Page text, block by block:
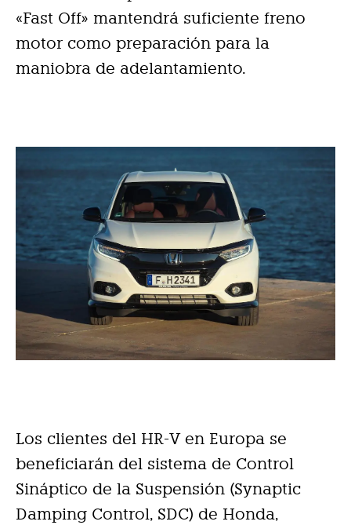
«Fast Off» mantendrá suficiente freno
motor como preparación para la
maniobra de adelantamiento.
Los clientes del HR-V en Europa se
beneficiarán del sistema de Control
Sináptico de la Suspensión (Synaptic
Damping Control, SDC) de Honda,